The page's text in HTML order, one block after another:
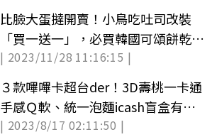
比臉大蛋撻開賣！小鳥吃吐司改裝
「買一送一」，必買韓國可頌餅乾、
巨型可頌
| 2023/11/28 11:16:15 |
３款嗶嗶卡超台der！3D壽桃一卡通
手感Ｑ軟、統一泡麵icash盲盒有４
風味
| 2023/8/17 02:11:50 |